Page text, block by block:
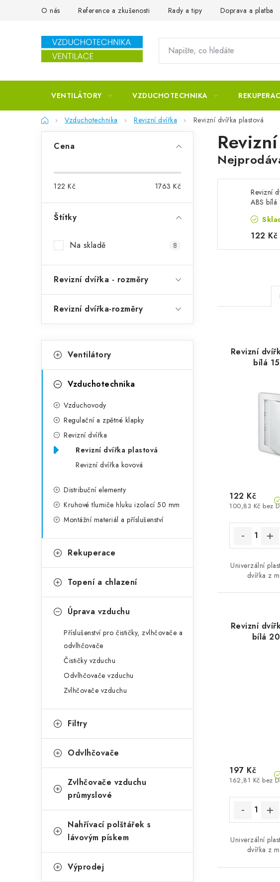
Přejít na obsahO nás Reference a zkušenosti Rady a tipy Doprava a platba
VENTILÁTORY VZDUCHOTECHNIKA
DomůVzduchotechnika Revizní dvířka Revizní dvířka plastová
Postranní panel
Cena
122 Kč 1763 Kč
Štítky
Na skladě 8
Revizní dvířka - rozměry
Revizní dvířka-rozměry
Kategorie
Ventilátory
Vzduchotechnika
Vzduchovody
Regulační a zpětné klapky
Revizní dvířka
Revizní dvířka plastová
Revizní dvířka kovová
Distribuční elementy
Kruhové tlumiče hluku izolací 50 mm
Montážní materiál a příslušenství
Rekuperace
Topení a chlazení
Úprava vzduchu
Příslušenství pro čističky, zvlhčovače a
odvlhčovače
Čističky vzduchu
Odvlhčovače vzduchu
Zvlhčovače vzduchu
Filtry
Odvlhčovače
Zvlhčovače vzduchu
průmyslové
Nahřívací polštářek s
lávovým pískem
Výprodej
Revizní
ABS bílá
122 Kč
Revizní
bílá
100,83 Kč bez
122 Kč
Univerzální
dvířka z
Revizní
bílá
162,81 Kč bez
197 Kč
Univerzální
dvířka z